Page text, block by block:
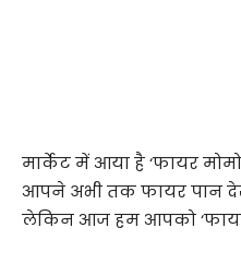
मार्केट में आया है ‘फायर
आपने अभी तक फायर पान
लेकिन आज हम आपको ‘फायर